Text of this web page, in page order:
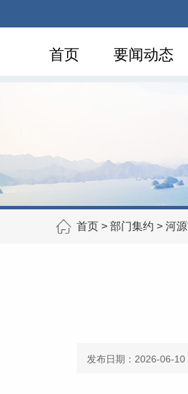
首页 要闻动态
首页 > 部门集约 > 河
发布日期：2026-06-10